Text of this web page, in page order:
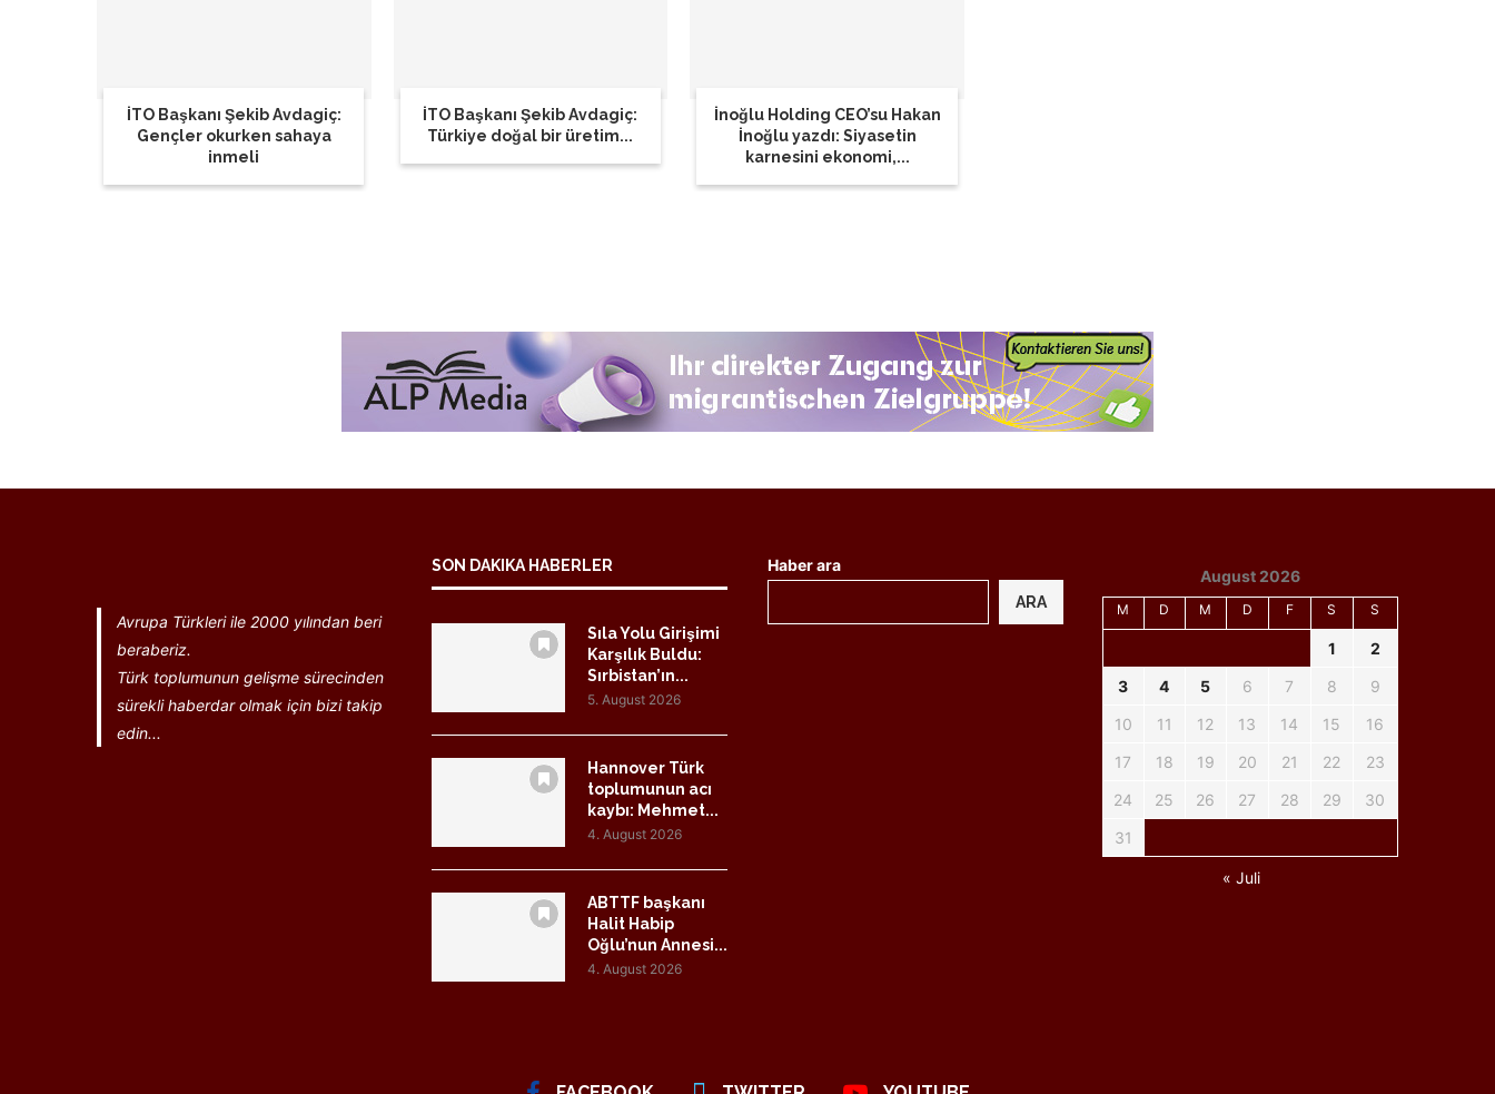
İTO Başkanı Şekib Avdagiç:
Gençler okurken sahaya
inmeli
İTO Başkanı Şekib Avdagiç:
Türkiye doğal bir üretim...
İnoğlu Holding CEO’su Hakan
İnoğlu yazdı: Siyasetin
karnesini ekonomi,...
Avrupa Türkleri ile 2000 yılından beri
beraberiz.
Türk toplumunun gelişme sürecinden
sürekli haberdar olmak için bizi takip
edin...
SON DAKIKA HABERLER
Sıla Yolu Girişimi
Karşılık Buldu:
Sırbistan’ın...
5. August 2026
Hannover Türk
toplumunun acı
kaybı: Mehmet...
4. August 2026
ABTTF başkanı
Halit Habip
Oğlu’nun Annesi...
4. August 2026
Haber ara
ARA
August 2026
M D M D F S S
1
2
3
4 5 6 7 8
9
10
11 12 13 14 15
16
17
18 19 20 21 22
23
24
25 26 27 28 29
30
31
« Juli